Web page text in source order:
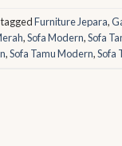
taggedFurniture Jepara,
,Sofa Modern,Sofa
,Sofa Tamu Modern,Sofa